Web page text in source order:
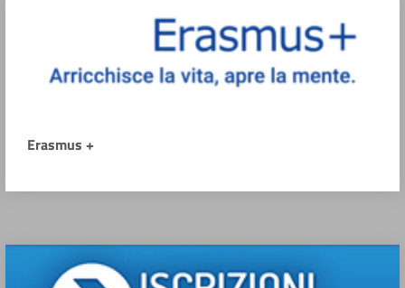
Erasmus +